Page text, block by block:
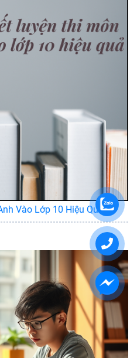
Vào Lớp 10 Hiệu Quả